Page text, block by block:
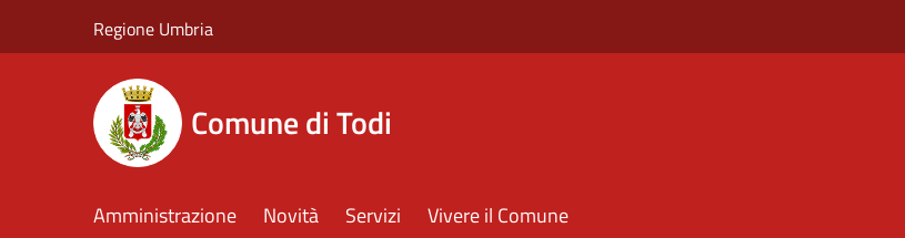
Regione Umbria
Comune di Todi
Amministrazione Novità Servizi Vivere il Comune